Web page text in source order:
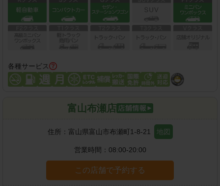
各種サービス
富山布瀬店
住所： 富山県富山市布瀬町1-8-21 地図
営業時間： 08:00-20:00
この店舗で予約する